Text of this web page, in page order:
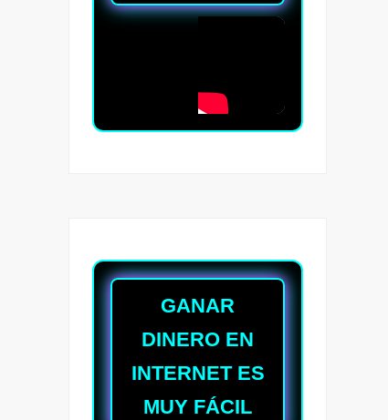
GANAR
DINERO EN
INTERNET ES
MUY FÁCIL